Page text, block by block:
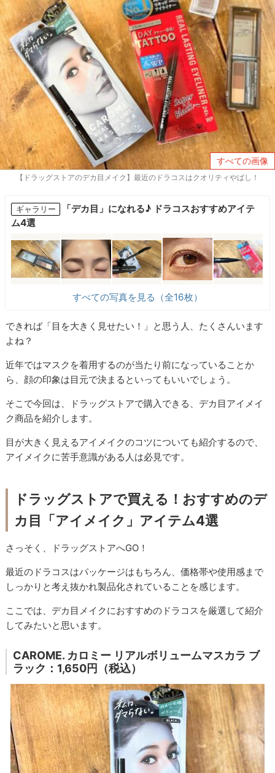
すべての画像
【ドラッグストアのデカ目メイク】最近のドラコスはクオリティやばし！
ギャラリー
「デカ目」になれる♪ ドラコスおすすめアイテ
ム4選
すべての写真を見る（全16枚）
できれば「目を大きく見せたい！」と思う人、たくさんいます
よね？
近年ではマスクを着用するのが当たり前になっていることか
ら、顔の印象は目元で決まるといってもいいでしょう。
そこで今回は、ドラッグストアで購入できる、デカ目アイメイ
ク商品を紹介します。
目が大きく見えるアイメイクのコツについても紹介するので、
アイメイクに苦手意識がある人は必見です。
ドラッグストアで買える！おすすめのデ
カ目「アイメイク」アイテム4選
さっそく、ドラッグストアへGO！
最近のドラコスはパッケージはもちろん、価格帯や使用感まで
しっかりと考え抜かれ製品化されていることを感じます。
ここでは、デカ目メイクにおすすめのドラコスを厳選して紹介
してみたいと思います。
CAROME. カロミー リアルボリュームマスカラ ブ
ラック：1,650円（税込）